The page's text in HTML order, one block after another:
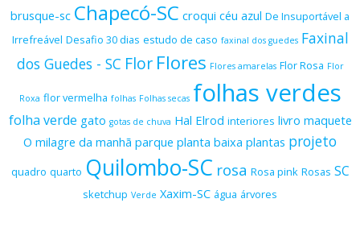
brusque-sc Chapecó-SC croqui céu azul De Insuportável a
Irrefreável Desafio 30 dias estudo de caso faxinal dos guedes Faxinal
dos Guedes - SC Flor Flores Flores amarelas Flor Rosa Flor
Roxa flor vermelha folhas Folhas secas folhas verdes
folha verde gato gotas de chuva Hal Elrod interiores livro maquete
O milagre da manhã parque planta baixa plantas projeto
quadro quarto Quilombo-SC rosa Rosa pink Rosas SC
sketchup Verde Xaxim-SC água árvores